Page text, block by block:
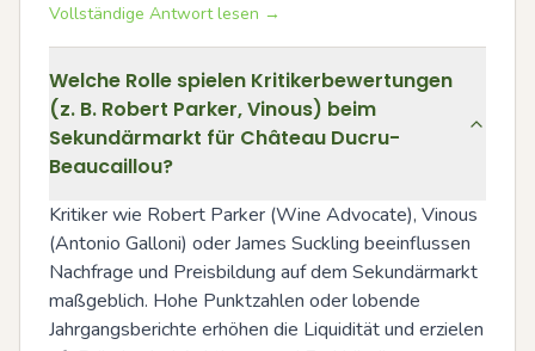
Vollständige Antwort lesen →
Welche Rolle spielen Kritikerbewertungen
(z. B. Robert Parker, Vinous) beim
Sekundärmarkt für Château Ducru-
Beaucaillou?
Kritiker wie Robert Parker (Wine Advocate), Vinous
(Antonio Galloni) oder James Suckling beeinflussen
Nachfrage und Preisbildung auf dem Sekundärmarkt
maßgeblich. Hohe Punktzahlen oder lobende
Jahrgangsberichte erhöhen die Liquidität und erzielen